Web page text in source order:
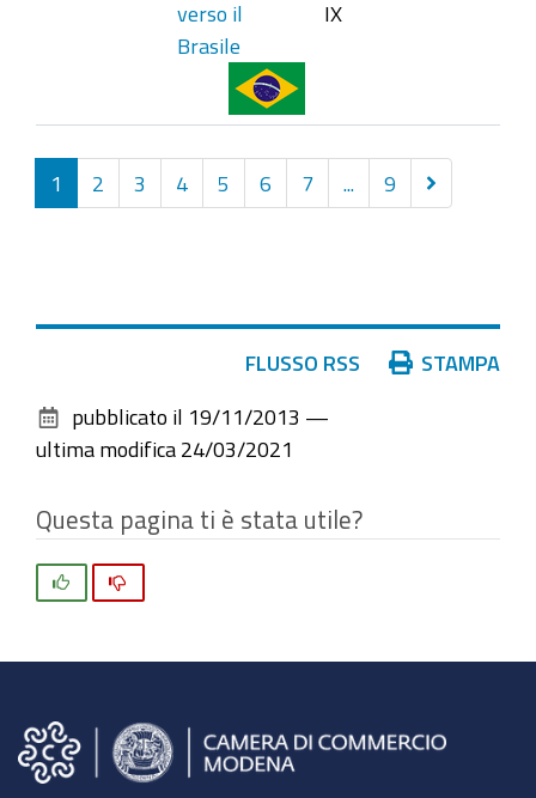
verso il
Brasile
IX
1 2 3 4 5 6 7 9
Successivi
10
documento
FLUSSO RSS STAMPA
pubblicato il 19/11/2013 —
ultima modifica 24/03/2021
Questa pagina ti è stata utile?